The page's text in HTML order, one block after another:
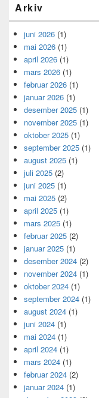
Arkiv
juni 2026 (1)
mai 2026 (1)
april 2026 (1)
mars 2026 (1)
februar 2026 (1)
januar 2026 (1)
desember 2025 (1)
november 2025 (1)
oktober 2025 (1)
september 2025 (1)
august 2025 (1)
juli 2025 (2)
juni 2025 (1)
mai 2025 (2)
april 2025 (1)
mars 2025 (1)
februar 2025 (2)
januar 2025 (1)
desember 2024 (2)
november 2024 (1)
oktober 2024 (1)
september 2024 (1)
august 2024 (1)
juni 2024 (1)
mai 2024 (1)
april 2024 (1)
mars 2024 (1)
februar 2024 (2)
januar 2024 (1)